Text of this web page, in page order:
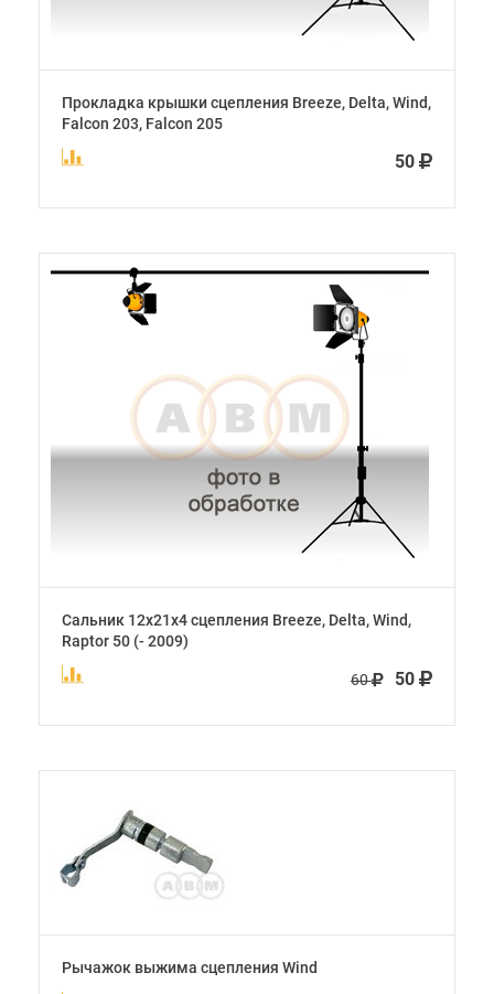
Прокладка крышки сцепления Breeze, Delta, Wind,
Falcon 203, Falcon 205
50
Сальник 12х21х4 сцепления Breeze, Delta, Wind,
Raptor 50 (- 2009)
60 50
Рычажок выжима сцепления Wind